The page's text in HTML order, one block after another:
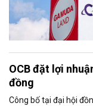
OCB đặt lợi
đồng
Công bố tại đại hội